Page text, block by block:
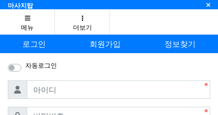
마사지탑 닫
메뉴 더보기
로그인 회원가입 정보찾기
자동로그인
아이디
비밀번호